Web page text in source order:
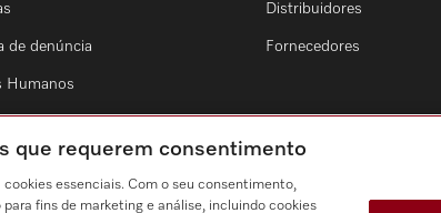
de denúncia
Humanos
Distribuidores
Fornecedores
que requerem consentimento
essenciais. Com o seu consentimento,
fins de marketing e análise, incluindo cookies